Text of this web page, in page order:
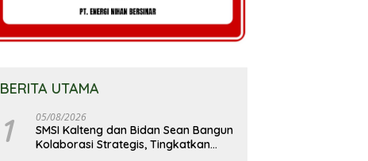
BERITA UTAMA
1 05/08/2026
SMSI Kalteng dan Bidan Sean Bangun
Kolaborasi Strategis, Tingkatkan